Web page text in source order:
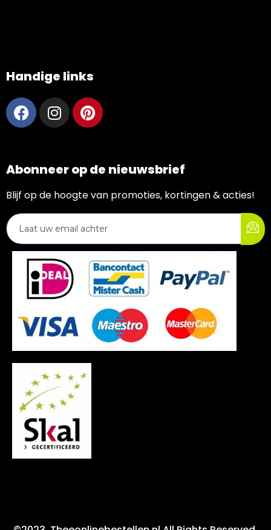
Handige links
Abonneer op de nieuwsbrief
Blijf op de hoogte van promoties, kortingen & acties!